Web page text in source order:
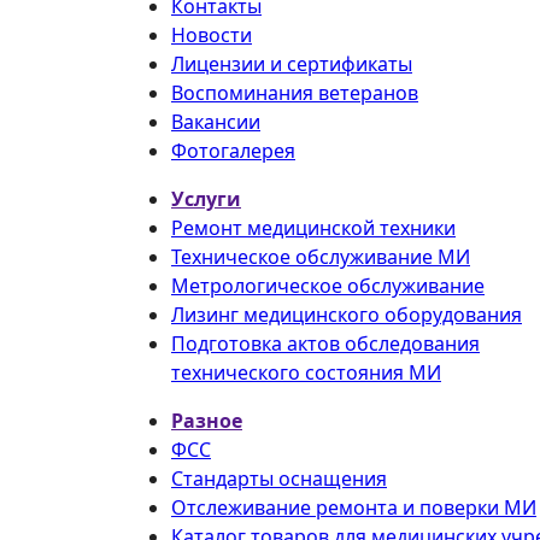
Контакты
Новости
Лицензии и сертификаты
Воспоминания ветеранов
Вакансии
Фотогалерея
Услуги
Ремонт медицинской техники
Техническое обслуживание МИ
Метрологическое обслуживание
Лизинг медицинского оборудования
Подготовка актов обследования
технического состояния МИ
Разное
ФСС
Стандарты оснащения
Отслеживание ремонта и поверки МИ